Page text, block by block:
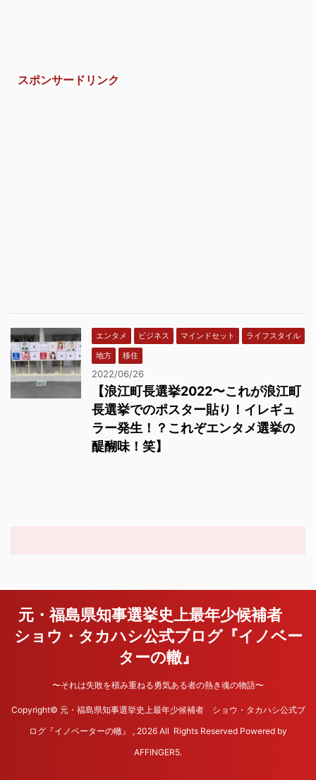
スポンサードリンク
エンタメ ビジネス マインドセット
ライフスタイル
地方
移住
2022/06/26
【浪江町長選挙2022〜これが浪江町
長選挙でのポスター貼り！イレギュ
ラー発生！？これぞエンタメ選挙の
醍醐味！笑】
元・福島県知事選挙史上最年少候補者
ショウ・タカハシ公式ブログ『イノベー
ターの轍』
〜それは失敗を積み重ねる勇気ある者の熱き魂の物語〜
Copyright© 元・福島県知事選挙史上最年少候補者 ショウ・タカハシ公式ブ
ログ『イノベーターの轍』 , 2026 All Rights Reserved Powered by
AFFINGER5.